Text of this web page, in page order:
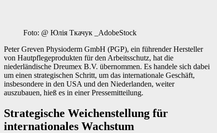
Foto: @ Юлія Ткачук _AdobeStock
Peter Greven Physioderm GmbH (PGP), ein führender Hersteller
von Hautpflegeprodukten für den Arbeitsschutz, hat die
niederländische Dreumex B.V. übernommen. Es handele sich dabei
um einen strategischen Schritt, um das internationale Geschäft,
insbesondere in den USA und den Niederlanden, weiter
auszubauen, hieß es in einer Pressemitteilung.
Strategische Weichenstellung für
internationales Wachstum